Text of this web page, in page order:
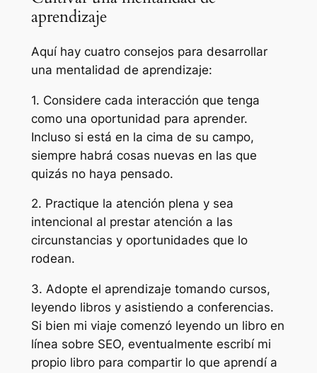
aprendizaje
Aquí hay cuatro consejos para desarrollar
una mentalidad de aprendizaje:
1. Considere cada interacción que tenga
como una oportunidad para aprender.
Incluso si está en la cima de su campo,
siempre habrá cosas nuevas en las que
quizás no haya pensado.
2. Practique la atención plena y sea
intencional al prestar atención a las
circunstancias y oportunidades que lo
rodean.
3. Adopte el aprendizaje tomando cursos,
leyendo libros y asistiendo a conferencias.
Si bien mi viaje comenzó leyendo un libro en
línea sobre SEO, eventualmente escribí mi
propio libro para compartir lo que aprendí a